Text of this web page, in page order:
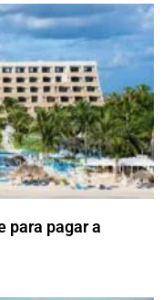
para pagar a